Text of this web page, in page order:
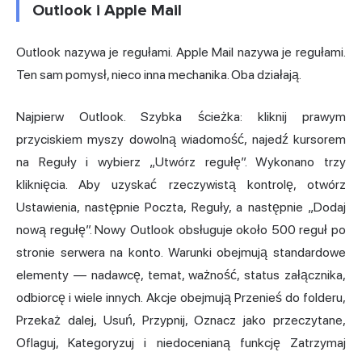
Outlook i Apple Mail
Outlook nazywa je regułami. Apple Mail nazywa je regułami.
Ten sam pomysł, nieco inna mechanika. Oba działają.
Najpierw Outlook. Szybka ścieżka: kliknij prawym
przyciskiem myszy dowolną wiadomość, najedź kursorem
na Reguły i wybierz „Utwórz regułę”. Wykonano trzy
kliknięcia. Aby uzyskać rzeczywistą kontrolę, otwórz
Ustawienia, następnie Poczta, Reguły, a następnie „Dodaj
nową regułę”. Nowy Outlook obsługuje około 500 reguł po
stronie serwera na konto. Warunki obejmują standardowe
elementy — nadawcę, temat, ważność, status załącznika,
odbiorcę i wiele innych. Akcje obejmują Przenieś do folderu,
Przekaż dalej, Usuń, Przypnij, Oznacz jako przeczytane,
Oflaguj, Kategoryzuj i niedocenianą funkcję Zatrzymaj